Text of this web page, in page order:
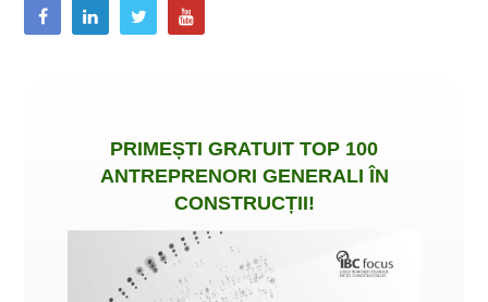
PRIMEȘTI GRATUIT TOP 100
ANTREPRENORI GENERALI ÎN
CONSTRUCȚII!